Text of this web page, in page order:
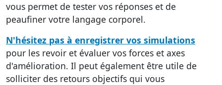
vous permet de tester vos réponses et de
peaufiner votre langage corporel.
N'hésitez pas à enregistrer vos simulations
pour les revoir et évaluer vos forces et axes
d'amélioration. Il peut également être utile de
solliciter des retours objectifs qui vous